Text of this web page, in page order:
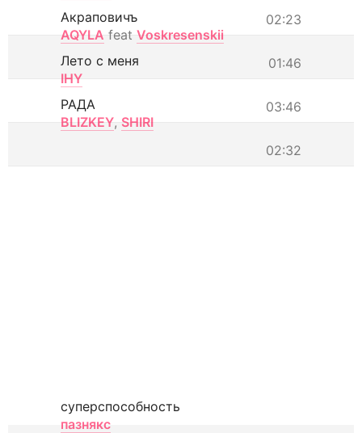
02:23
Акраповичъ
AQYLA feat Voskresenskii
01:46
Лето с меня
IHY
03:46
РАДА
BLIZKEY, SHIRI
02:32
суперспособность
пазнякс